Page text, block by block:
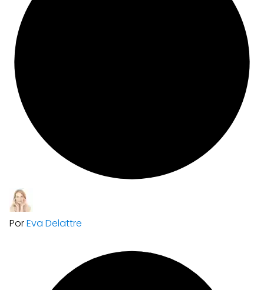
PorEva Delattre